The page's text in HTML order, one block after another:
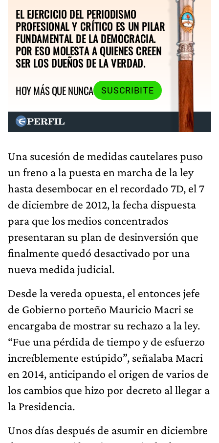
EL EJERCICIO DEL PERIODISMO
PROFESIONAL Y CRÍTICO ES UN PILAR
FUNDAMENTAL DE LA DEMOCRACIA.
POR ESO MOLESTA A QUIENES CREEN
SER LOS DUEÑOS DE LA VERDAD.
HOY MÁS QUE NUNCA
SUSCRIBITE
Una sucesión de medidas cautelares puso
un freno a la puesta en marcha de la ley
hasta desembocar en el recordado 7D, el 7
de diciembre de 2012, la fecha dispuesta
para que los medios concentrados
presentaran su plan de desinversión que
finalmente quedó desactivado por una
nueva medida judicial.
Desde la vereda opuesta, el entonces jefe
de Gobierno porteño Mauricio Macri se
encargaba de mostrar su rechazo a la ley.
“Fue una pérdida de tiempo y de esfuerzo
increíblemente estúpido”, señalaba Macri
en 2014, anticipando el origen de varios de
los cambios que hizo por decreto al llegar a
la Presidencia.
Unos días después de asumir en diciembre